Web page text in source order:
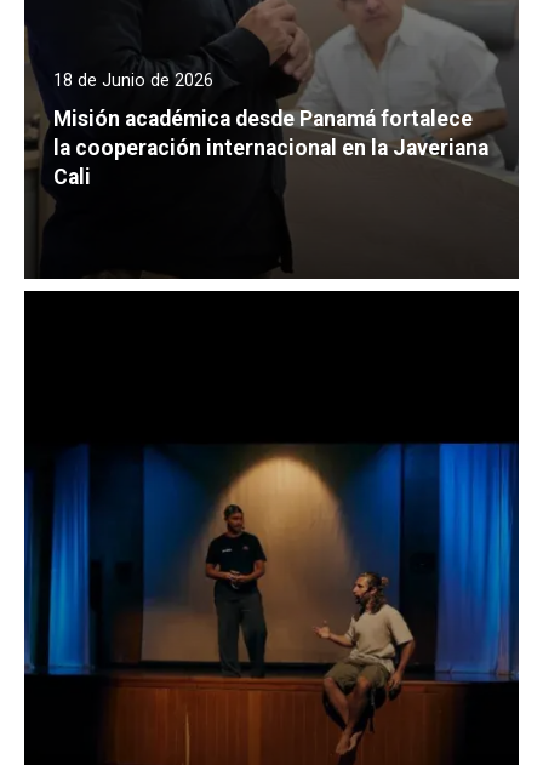
18 de Junio de 2026
Misión académica desde Panamá fortalece
la cooperación internacional en la Javeriana
Cali